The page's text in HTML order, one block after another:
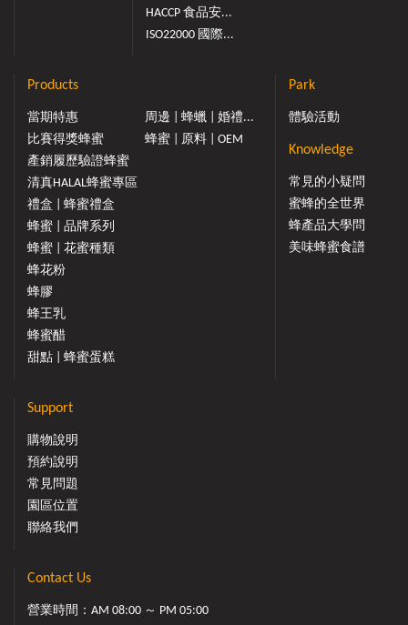
HACCP 食品安...
ISO22000 國際...
Products
當期特惠
比賽得獎蜂蜜
產銷履歷驗證蜂蜜
清真HALAL蜂蜜專區
禮盒 | 蜂蜜禮盒
蜂蜜 | 品牌系列
蜂蜜 | 花蜜種類
蜂花粉
蜂膠
蜂王乳
蜂蜜醋
甜點 | 蜂蜜蛋糕
周邊 | 蜂蠟 | 婚禮...
蜂蜜 | 原料 | OEM
Park
體驗活動
Knowledge
常見的小疑問
蜜蜂的全世界
蜂產品大學問
美味蜂蜜食譜
Support
購物說明
預約說明
常見問題
園區位置
聯絡我們
Contact Us
營業時間：AM 08:00 ～ PM 05:00